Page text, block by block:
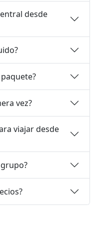
desde
vez?
viajar desde